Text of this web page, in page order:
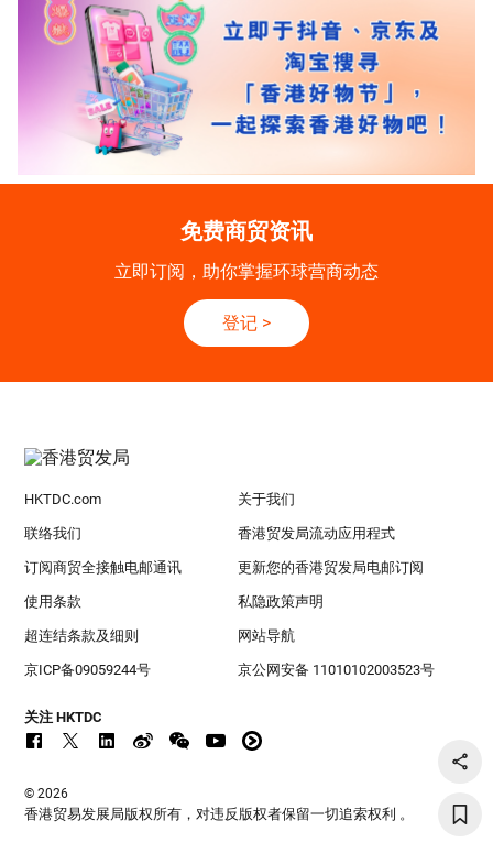
免费商贸资讯
立即订阅，助你掌握环球营商动态
登记 >
HKTDC.com 关于我们
联络我们 香港贸发局流动应用程式
订阅商贸全接触电邮通讯 更新您的香港贸发局电邮订阅
使用条款 私隐政策声明
超连结条款及细则 网站导航
京ICP备09059244号 京公网安备 11010102003523号
关注 HKTDC
© 2026
香港贸易发展局版权所有，对违反版权者保留一切追索权利 。